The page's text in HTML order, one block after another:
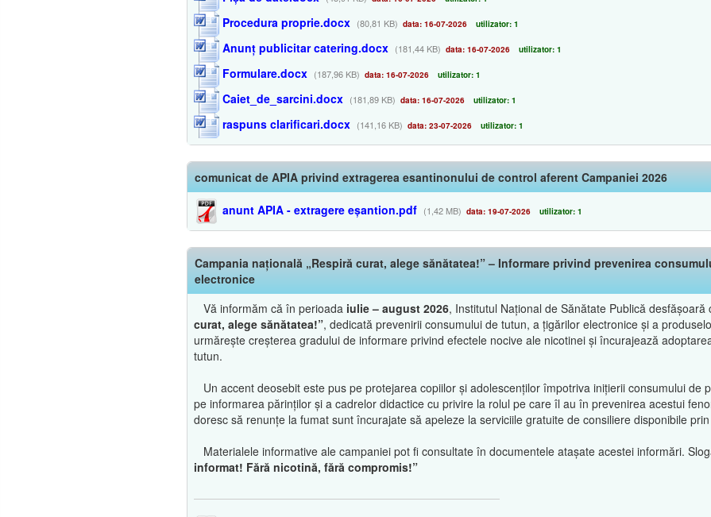
Procedura proprie.docx (80,81 KB) data: 16-07-2026 utilizator: 1
Anunț publicitar catering.docx (181,44 KB) data: 16-07-2026 utilizator: 1
Formulare.docx (187,96 KB) data: 16-07-2026 utilizator: 1
Caiet_de_sarcini.docx (181,89 KB) data: 16-07-2026 utilizator: 1
raspuns clarificari.docx (141,16 KB) data: 23-07-2026 utilizator: 1
comunicat de APIA privind extragerea esantinonului de control aferent Campaniei 2026
anunt APIA - extragere eșantion.pdf (1,42 MB) data: 19-07-2026 utilizator: 1
Campania națională „Respiră curat, alege sănătatea!” – Informare privind prevenirea
electronice
Vă informăm că în perioada iulie – august 2026, Institutul Național de Sănătate Publică desfășoară
curat, alege sănătatea!”, dedicată prevenirii consumului de tutun, a țigărilor electronice și a
urmărește creșterea gradului de informare privind efectele nocive ale nicotinei și încurajează
tutun.
Un accent deosebit este pus pe protejarea copiilor și adolescenților împotriva inițierii consumului de
pe informarea părinților și a cadrelor didactice cu privire la rolul pe care îl au în prevenirea acestui
doresc să renunțe la fumat sunt încurajate să apeleze la serviciile gratuite de consiliere disponibile
Materialele informative ale campaniei pot fi consultate în documentele atașate acestei informări.
informat! Fără nicotină, fără compromis!”